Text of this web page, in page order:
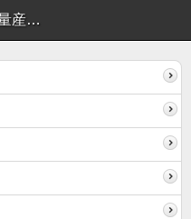
生産試作・量産品出荷